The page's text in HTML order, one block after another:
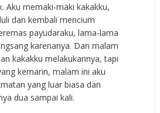
Aku memaki-maki kakakku,
dan kembali mencium
payudaraku, lama-lama
karenanya. Dan malam
kakakku melakukannya, tapi
kemarin, malam ini aku
yang luar biasa dan
dua sampai kali.